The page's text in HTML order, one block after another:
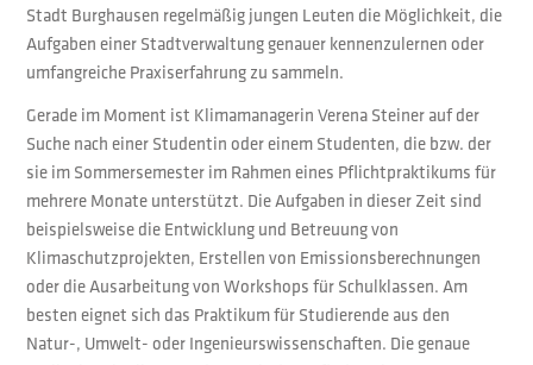
Stadt Burghausen regelmäßig jungen Leuten die Möglichkeit, die
Aufgaben einer Stadtverwaltung genauer kennenzulernen oder
umfangreiche Praxiserfahrung zu sammeln.
Gerade im Moment ist Klimamanagerin Verena Steiner auf der
Suche nach einer Studentin oder einem Studenten, die bzw. der
sie im Sommersemester im Rahmen eines Pflichtpraktikums für
mehrere Monate unterstützt. Die Aufgaben in dieser Zeit sind
beispielsweise die Entwicklung und Betreuung von
Klimaschutzprojekten, Erstellen von Emissionsberechnungen
oder die Ausarbeitung von Workshops für Schulklassen. Am
besten eignet sich das Praktikum für Studierende aus den
Natur-, Umwelt- oder Ingenieurswissenschaften. Die genaue